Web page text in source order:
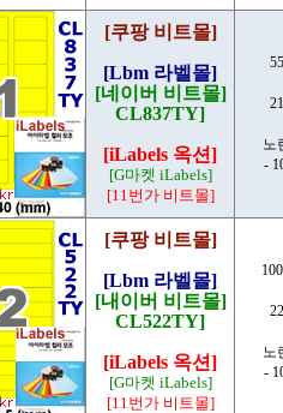
[쿠팡 비트몰]
[Lbm 라벨몰]
[네이버 비트몰]
CL837TY]
[iLabels 옥션]
[G마켓 iLabels]
[11번가 비트몰]
노
-
[쿠팡 비트몰]
[Lbm 라벨몰]
[내이버 비트몰]
CL522TY]
[iLabels 옥션]
[G마켓 iLabels]
[11번가 비트몰]
노
-